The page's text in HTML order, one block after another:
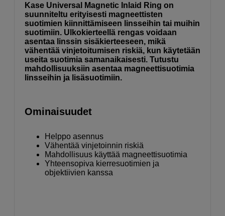
Kase Universal Magnetic Inlaid Ring on
suunniteltu erityisesti magneettisten
suotimien kiinnittämiseen linsseihin tai muihin
suotimiin. Ulkokierteellä rengas voidaan
asentaa linssin sisäkierteeseen, mikä
vähentää vinjetoitumisen riskiä, ​​kun käytetään
useita suotimia samanaikaisesti. Tutustu
mahdollisuuksiin asentaa magneettisuotimia
linsseihin ja lisäsuotimiin.
Ominaisuudet
Helppo asennus
Vähentää vinjetoinnin riskiä
Mahdollisuus käyttää magneettisuotimia
Yhteensopiva kierresuotimien ja
objektiivien kanssa